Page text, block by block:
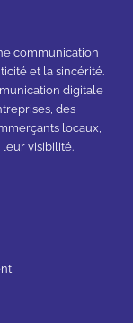
communication
et la sincérité.
digitale
des
locaux,
leur visibilité.